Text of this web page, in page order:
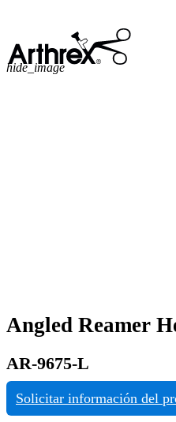
hide_image
Angled Reamer
AR-9675-L
Solicitar información del